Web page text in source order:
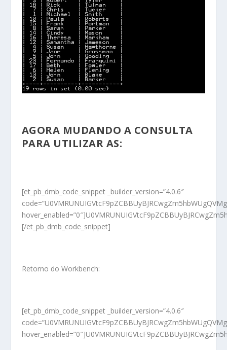
AGORA MUDANDO A CONSULTA
PARA UTILIZAR AS:
[et_pb_dmb_code_snippet _builder_version=”4.0.6″
[/et_pb_dmb_code_snippet]
Retorno do Workbench:
[et_pb_dmb_code_snippet _builder_version=”4.0.6″